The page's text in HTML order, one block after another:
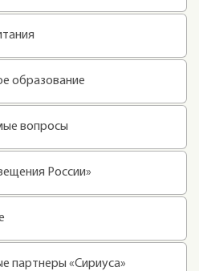
образование
вопросы
России»
партнеры «Сириуса»